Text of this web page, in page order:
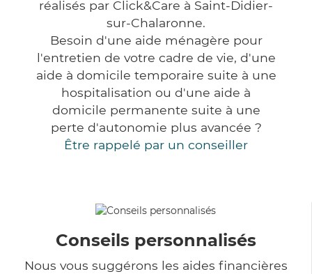
réalisés par Click&Care à Saint-Didier-
sur-Chalaronne.
Besoin d'une aide ménagère pour
l'entretien de votre cadre de vie, d'une
aide à domicile temporaire suite à une
hospitalisation ou d'une aide à
domicile permanente suite à une
perte d'autonomie plus avancée ?
Être rappelé par un conseiller
Conseils personnalisés
Nous vous suggérons les aides financières